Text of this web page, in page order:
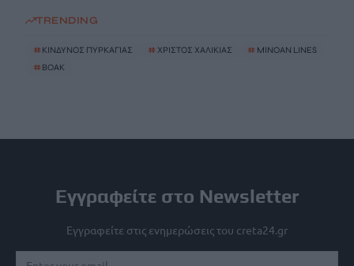
TRENDING
# ΚΙΝΔΥΝΟΣ ΠΥΡΚΑΓΙΑΣ # ΧΡΙΣΤΟΣ ΧΑΛΙΚΙΑΣ # MINOAN LINES
# ΒΟΑΚ
Εγγραφείτε στο Newsletter
Εγγραφείτε στις ενημερώσεις του creta24.gr